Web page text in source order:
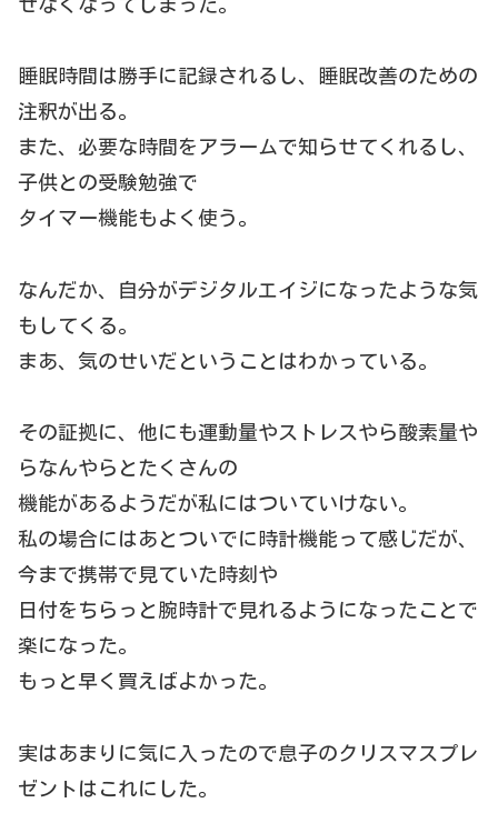
せなくなってしまった。
睡眠時間は勝手に記録されるし、睡眠改善のための
注釈が出る。
また、必要な時間をアラームで知らせてくれるし、
子供との受験勉強で
タイマー機能もよく使う。
なんだか、自分がデジタルエイジになったような気
もしてくる。
まあ、気のせいだということはわかっている。
その証拠に、他にも運動量やストレスやら酸素量や
らなんやらとたくさんの
機能があるようだが私にはついていけない。
私の場合にはあとついでに時計機能って感じだが、
今まで携帯で見ていた時刻や
日付をちらっと腕時計で見れるようになったことで
楽になった。
もっと早く買えばよかった。
実はあまりに気に入ったので息子のクリスマスプレ
ゼントはこれにした。